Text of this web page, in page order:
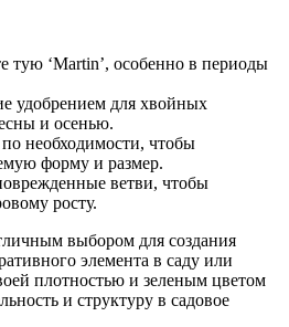
тую ‘Martin’, особенно в периоды
удобрением для хвойных
и осенью.
необходимости, чтобы
форму и размер.
ветви, чтобы
росту.
выбором для создания
элемента в саду или
плотностью и зеленым цветом
и структуру в садовое